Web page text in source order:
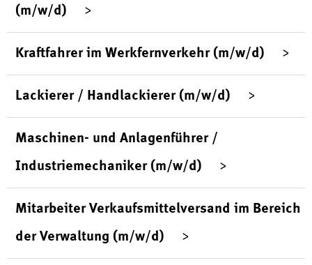
(m/w/d)
Kraftfahrer im Werkfernverkehr (m/w/d)
Lackierer / Handlackierer (m/w/d)
Maschinen- und Anlagenführer /
Industriemechaniker (m/w/d)
Mitarbeiter Verkaufsmittelversand im Bereich
der Verwaltung (m/w/d)